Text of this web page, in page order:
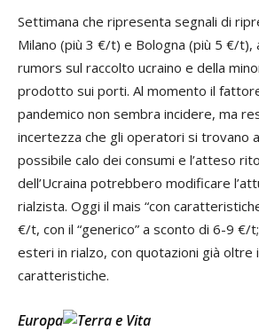
Settimana che ripresenta segnali di
Milano (più 3 €/t) e Bologna (più 5 €/t),
rumors sul raccolto ucraino e della
prodotto sui porti. Al momento il
pandemico non sembra incidere, ma
incertezza che gli operatori si trovano
possibile calo dei consumi e l’atteso
dell’Ucraina potrebbero modificare
rialzista. Oggi il mais “con
€/t, con il “generico” a sconto di 6-9 €/
esteri in rialzo, con quotazioni già oltre
caratteristiche.
Europa